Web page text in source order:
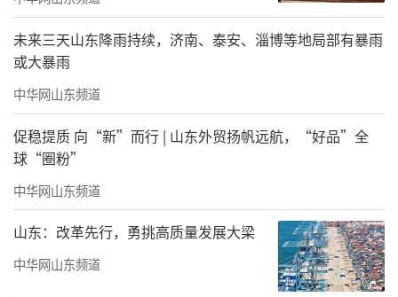
共赴一场关于团圆、梦想与奇迹的奇妙之旅
让我们一同走进欧乐堡海洋极地世界
感受那份来自深海的浪漫与奇幻
未来三天山东降雨持续，济南、泰安、淄博等地局部有暴雨
或大暴雨
中华网山东频道
促稳提质 向“新”而行 | 山东外贸扬帆远航，“好品”全
球“圈粉”
中华网山东频道
山东：改革先行，勇挑高质量发展大梁
中华网山东频道